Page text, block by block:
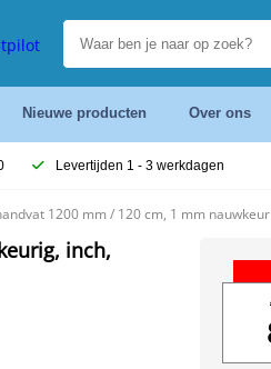
Nieuwe producten Over ons
Levertijden 1 - 3 werkdagen
1200 mm / 120 cm, 1 mm
inch,